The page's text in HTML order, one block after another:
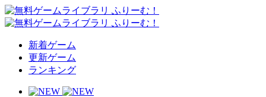
新着ゲーム
更新ゲーム
ランキング